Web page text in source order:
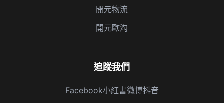
開元物流
開元歐淘
追蹤我們
Facebook小紅書微博抖音